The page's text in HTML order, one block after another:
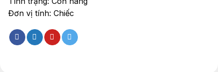
Đơn vị tính: Chiếc